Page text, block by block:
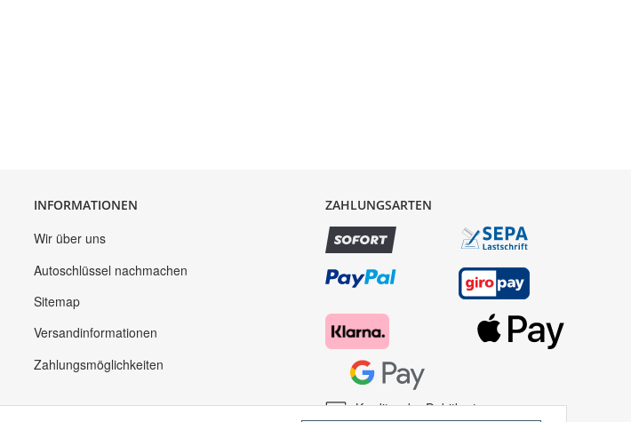
INFORMATIONEN
Wir über uns
Autoschlüssel nachmachen
Sitemap
Versandinformationen
Zahlungsmöglichkeiten
ZAHLUNGSARTEN
Kredit- oder Debitkarte